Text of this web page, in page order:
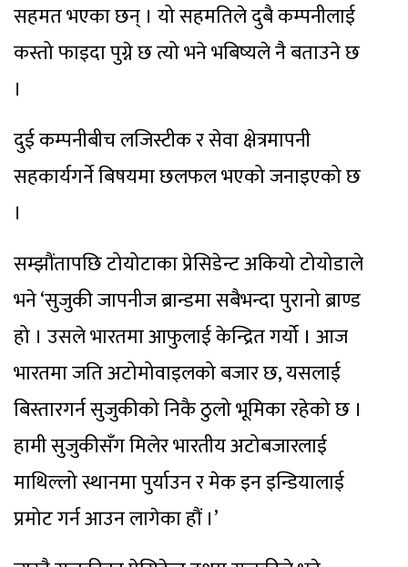
सहमत भएका छन् । यो सहमतिले दुबै कम्पनीलाई
कस्तो फाइदा पुग्ने छ त्यो भने भबिष्यले नै बताउने छ
।
दुई कम्पनीबीच लजिस्टीक र सेवा क्षेत्रमापनी
सहकार्यगर्ने बिषयमा छलफल भएको जनाइएको छ
।
सम्झौंतापछि टोयोटाका प्रेसिडेन्ट अकियो टोयोडाले
भने ‘सुजुकी जापनीज ब्रान्डमा सबैभन्दा पुरानो ब्राण्ड
हो । उसले भारतमा आफुलाई केन्द्रित गर्यो । आज
भारतमा जति अटोमोवाइलको बजार छ, यसलाई
बिस्तारगर्न सुजुकीको निकै ठुलो भूमिका रहेको छ ।
हामी सुजुकीसँग मिलेर भारतीय अटोबजारलाई
माथिल्लो स्थानमा पुर्याउन र मेक इन इन्डियालाई
प्रमोट गर्न आउन लागेका हौं ।’